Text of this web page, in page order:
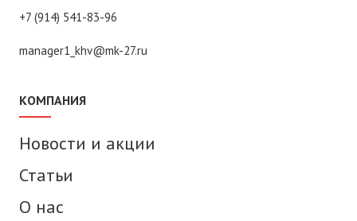
+7 (914) 541-83-96
manager1_khv@mk-27.ru
КОМПАНИЯ
Новости и акции
Статьи
О нас